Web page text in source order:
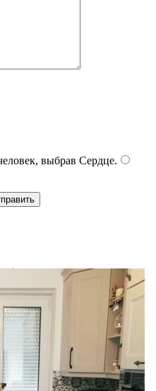
выбрав Сердце.